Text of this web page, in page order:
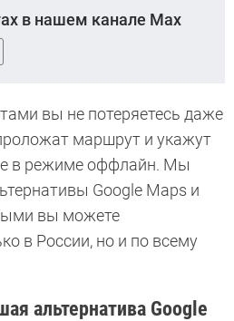
в нашем канале Max
вы не потеряетесь даже
маршрут и укажут
в режиме оффлайн. Мы
Google Maps и
вы можете
в России, но и по всему
альтернатива Google